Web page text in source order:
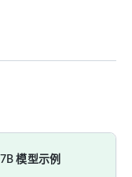
7B 模型示例